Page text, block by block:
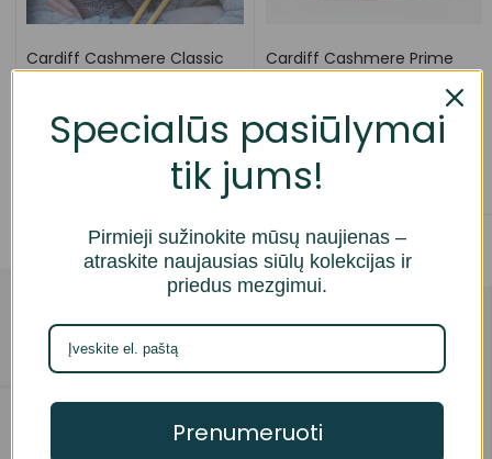
Cardiff Cashmere Classic
Pasirinkti savybes
Cardiff Cashmere Prime
14,89€
Pasirinkti savybes
Prisijungimas
Specialūs pasiūlymai
tik jums!
Pirmieji sužinokite mūsų naujienas –
atraskite naujausias siūlų kolekcijas ir
priedus mezgimui.
Prenumeruoti